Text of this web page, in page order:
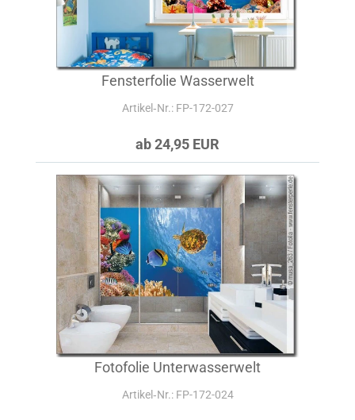
Fensterfolie Wasserwelt
Artikel‑Nr.: FP-172-027
ab 24,95 EUR
Fotofolie Unterwasserwelt
Artikel‑Nr.: FP-172-024